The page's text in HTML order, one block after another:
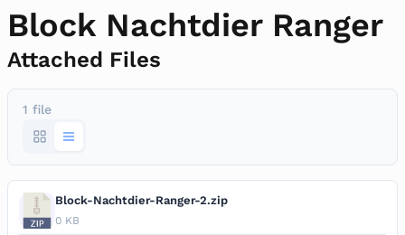
Block Nachtdier Ranger
Attached Files
1 file
Block-Nachtdier-Ranger-2.zip
0 KB